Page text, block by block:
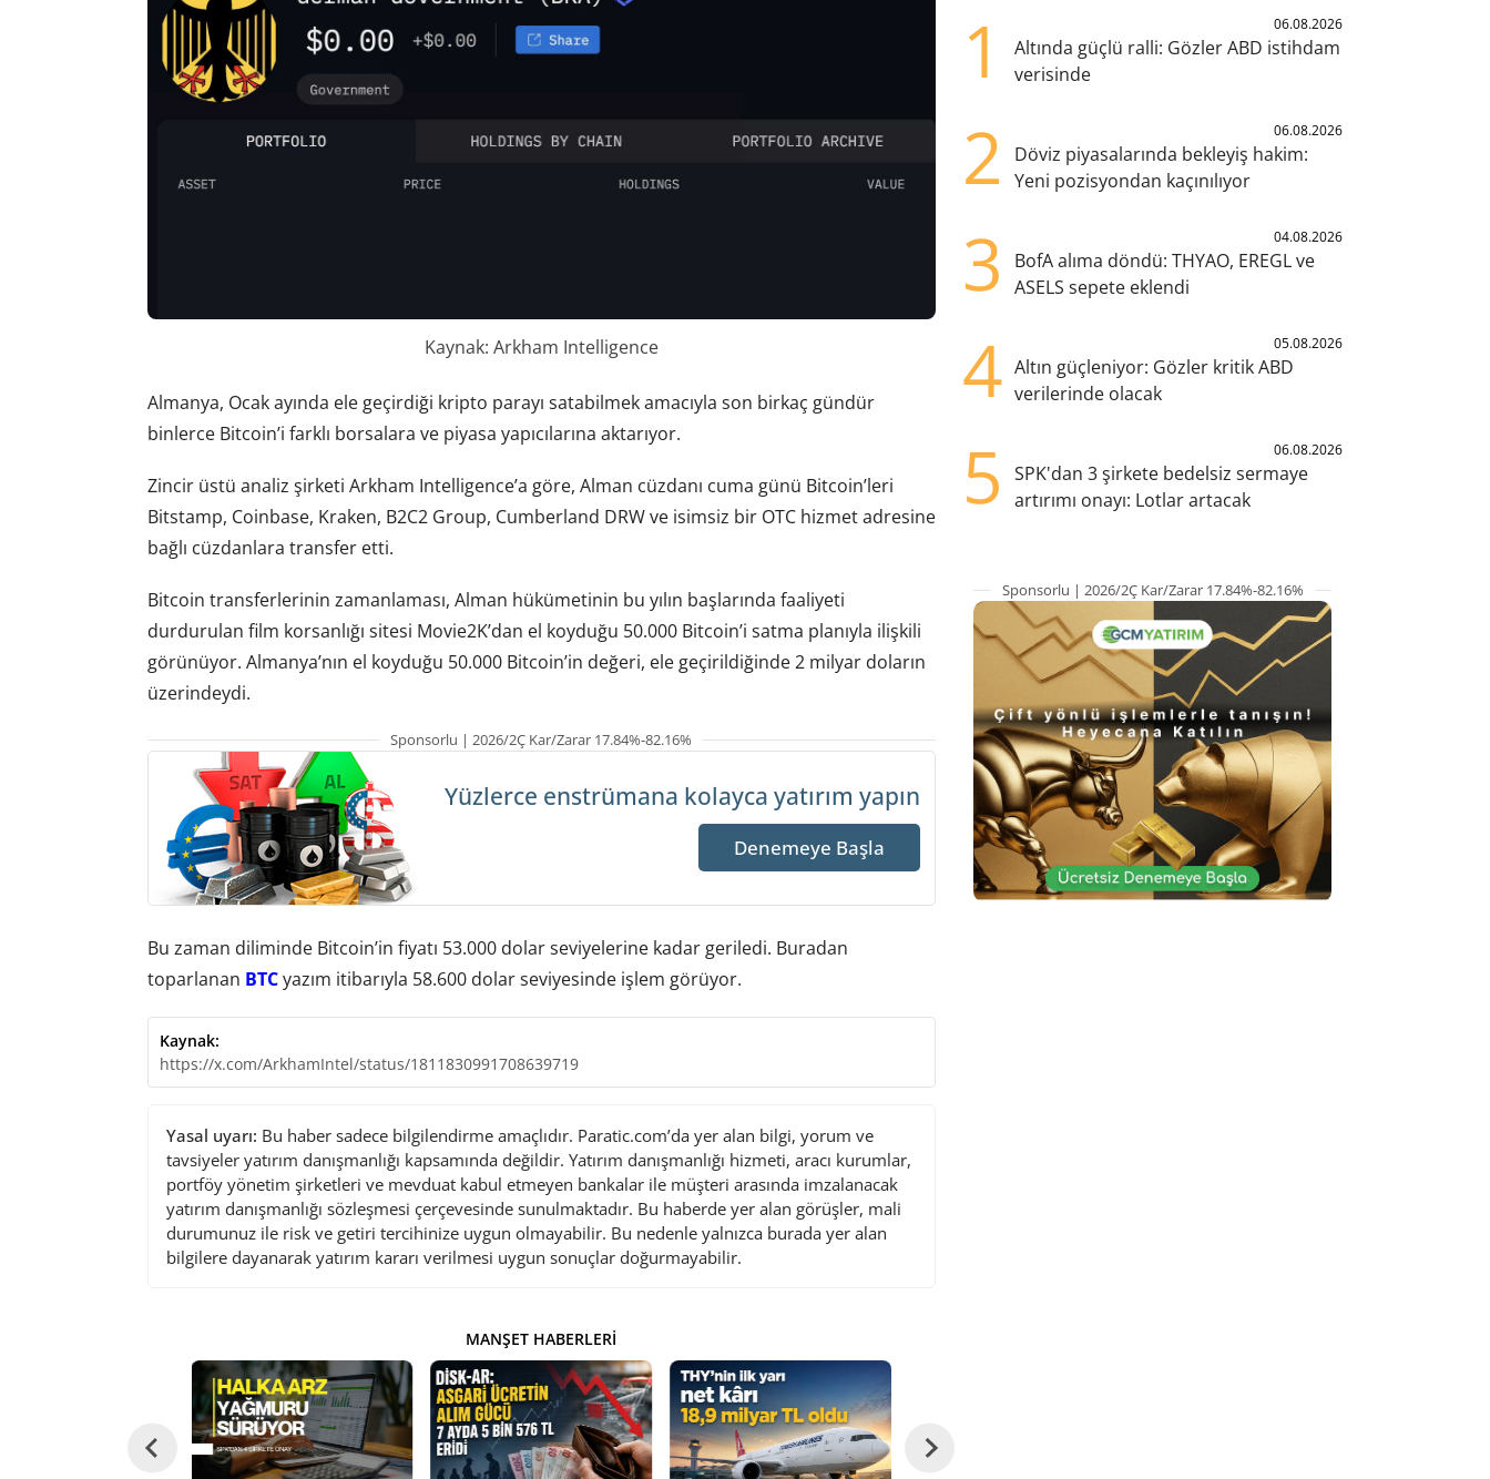
Kaynak: Arkham Intelligence
Almanya, Ocak ayında ele geçirdiği kripto parayı satabilmek amacıyla son birkaç gündür
binlerce Bitcoin’i farklı borsalara ve piyasa yapıcılarına aktarıyor.
Zincir üstü analiz şirketi Arkham Intelligence’a göre, Alman cüzdanı cuma günü Bitcoin’leri
Bitstamp, Coinbase, Kraken, B2C2 Group, Cumberland DRW ve isimsiz bir OTC hizmet adresine
bağlı cüzdanlara transfer etti.
Bitcoin transferlerinin zamanlaması, Alman hükümetinin bu yılın başlarında faaliyeti
durdurulan film korsanlığı sitesi Movie2K’dan el koyduğu 50.000 Bitcoin’i satma planıyla ilişkili
görünüyor. Almanya’nın el koyduğu 50.000 Bitcoin’in değeri, ele geçirildiğinde 2 milyar doların
üzerindeydi.
Sponsorlu | 2026/2Ç Kar/Zarar 17.84%-82.16%
Yüzlerce enstrümana kolayca yatırım yapın
Denemeye Başla
Bu zaman diliminde Bitcoin’in fiyatı 53.000 dolar seviyelerine kadar geriledi. Buradan
toparlanan BTCyazım itibarıyla 58.600 dolar seviyesinde işlem görüyor.
Kaynak:
https://x.com/ArkhamIntel/status/1811830991708639719
Yasal uyarı: Bu haber sadece bilgilendirme amaçlıdır. Paratic.com’da yer alan bilgi, yorum ve
tavsiyeler yatırım danışmanlığı kapsamında değildir. Yatırım danışmanlığı hizmeti, aracı kurumlar,
portföy yönetim şirketleri ve mevduat kabul etmeyen bankalar ile müşteri arasında imzalanacak
yatırım danışmanlığı sözleşmesi çerçevesinde sunulmaktadır. Bu haberde yer alan görüşler, mali
durumunuz ile risk ve getiri tercihinize uygun olmayabilir. Bu nedenle yalnızca burada yer alan
bilgilere dayanarak yatırım kararı verilmesi uygun sonuçlar doğurmayabilir.
MANŞET HABERLERI
1 06.08.2026
Altında güçlü ralli: Gözler ABD istihdam
verisinde
2 06.08.2026
Döviz piyasalarında bekleyiş hakim:
Yeni pozisyondan kaçınılıyor
3 04.08.2026
BofA alıma döndü: THYAO, EREGL ve
ASELS sepete eklendi
4 05.08.2026
Altın güçleniyor: Gözler kritik ABD
verilerinde olacak
5 06.08.2026
SPK'dan 3 şirkete bedelsiz sermaye
artırımı onayı: Lotlar artacak
Sponsorlu | 2026/2Ç Kar/Zarar 17.84%-82.16%